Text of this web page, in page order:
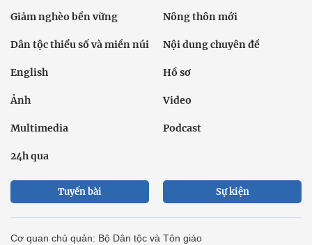
Giảm nghèo bền vững Nông thôn mới
Dân tộc thiểu số và miền núi Nội dung chuyên đề
English Hồ sơ
Ảnh Video
Multimedia Podcast
24h qua
Tuyến bài Sự kiện
Cơ quan chủ quản: Bộ Dân tộc và Tôn giáo